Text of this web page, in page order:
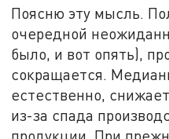
Поясню эту мысль.
очередной
было, и вот опять),
сокращается.
естественно,
из-за спада